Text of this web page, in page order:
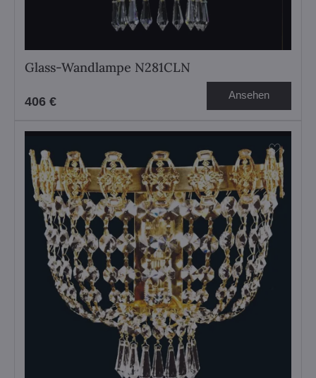
Glass-Wandlampe N281CLN
406 € Ansehen